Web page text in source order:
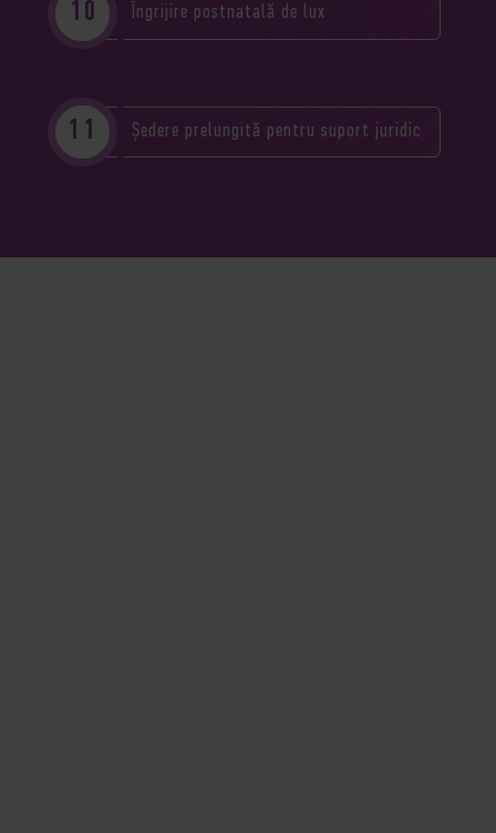
Îngrijire postnatală de lux
Ședere prelungită pentru suport juridic